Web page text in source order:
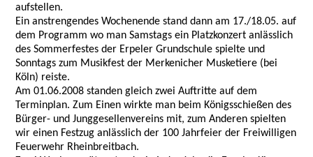
aufstellen.
Ein anstrengendes Wochenende stand dann am 17./18.05. auf
dem Programm wo man Samstags ein Platzkonzert anlässlich
des Sommerfestes der Erpeler Grundschule spielte und
Sonntags zum Musikfest der Merkenicher Musketiere (bei
Köln) reiste.
Am 01.06.2008 standen gleich zwei Auftritte auf dem
Terminplan. Zum Einen wirkte man beim Königsschießen des
Bürger- und Junggesellenvereins mit, zum Anderen spielten
wir einen Festzug anlässlich der 100 Jahrfeier der Freiwilligen
Feuerwehr Rheinbreitbach.